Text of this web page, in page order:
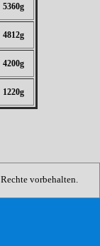
5360g
4812g
4200g
1220g
vorbehalten.